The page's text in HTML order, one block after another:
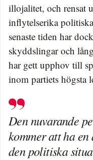
illojalitet, och rensat
inflytelserika
senaste tiden har
skyddslingar och
har gett upphov till
inom partiets högsta
Den nuvarande
kommer att ha
den politiska